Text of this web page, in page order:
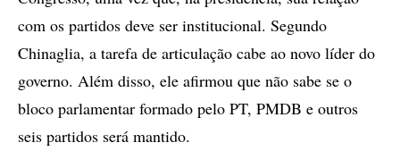
com os partidos deve ser institucional. Segundo
Chinaglia, a tarefa de articulação cabe ao novo líder do
governo. Além disso, ele afirmou que não sabe se o
bloco parlamentar formado pelo PT, PMDB e outros
seis partidos será mantido.